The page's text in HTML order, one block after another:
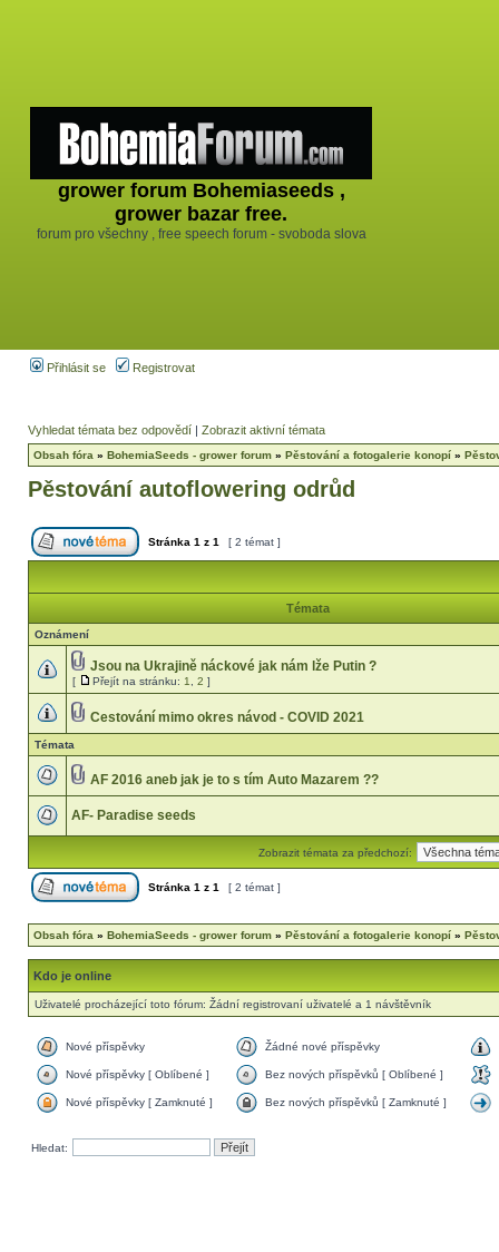
grower forum Bohemiaseeds ,
grower bazar free.
forum pro všechny , free speech forum - svoboda slova
Přihlásit se Registrovat
Vyhledat témata bez odpovědí | Zobrazit aktivní témata
Obsah fóra » BohemiaSeeds - grower forum » Pěstování a fotogalerie konopí »
Pěstování autoflowering odrůd
Stránka 1 z 1 [ 2 témat ]
Témata
Oznámení
Jsou na Ukrajině náckové jak nám lže Putin ?
[ Přejít na stránku: 1 2 ]
Cestování mimo okres návod - COVID 2021
Témata
AF 2016 aneb jak je to s tím Auto Mazarem ??
AF- Paradise seeds
Zobrazit témata za předchozí:
Stránka 1 z 1 [ 2 témat ]
Obsah fóra » BohemiaSeeds - grower forum » Pěstování a fotogalerie konopí »
Kdo je online
Uživatelé procházející toto fórum: Žádní registrovaní uživatelé a 1 návštěvník
Nové příspěvky Žádné nové příspěvky
Nové příspěvky [ Oblíbené ] Bez nových příspěvků [ Oblíbené ]
Nové příspěvky [ Zamknuté ] Bez nových příspěvků [ Zamknuté ]
Hledat: